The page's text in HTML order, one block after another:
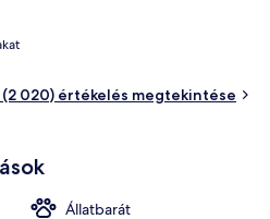
következőket is kínálja: bár/társalgó,
fitneszterem. Más utazók a
központi elhelyezkedés,
tömegközlekedés – S+U
mindössze pár lépés,
5 perc séta.
(2 020) értékelés megtekintése
Állatbarát